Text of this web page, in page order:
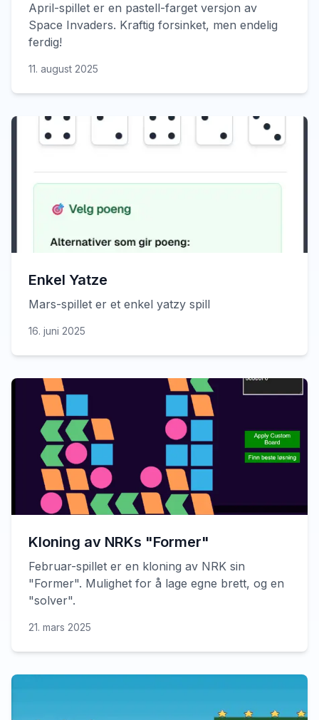
April-spillet er en pastell-farget versjon av
Space Invaders. Kraftig forsinket, men endelig
ferdig!
11. august 2025
Enkel Yatze
Mars-spillet er et enkel yatzy spill
16. juni 2025
Kloning av NRKs "Former"
Februar-spillet er en kloning av NRK sin
"Former". Mulighet for å lage egne brett, og en
"solver".
21. mars 2025